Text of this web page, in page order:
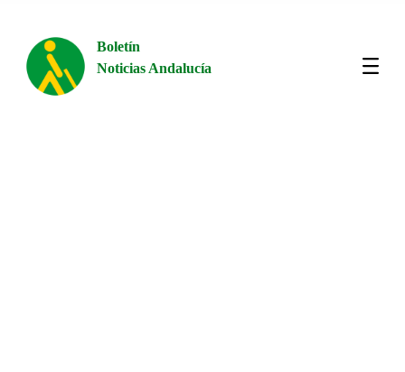
Boletín
Noticias Andalucía